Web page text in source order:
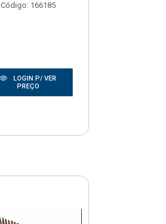
Código: 166185
LOGIN P/ VER
PREÇO